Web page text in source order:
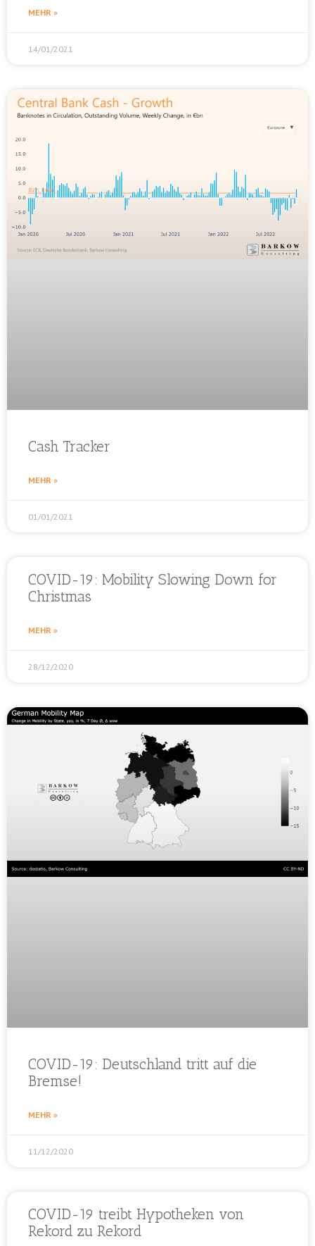
MEHR »
14/01/2021
Cash Tracker
MEHR »
01/01/2021
COVID-19: Mobility Slowing Down for
Christmas
MEHR »
28/12/2020
COVID-19: Deutschland tritt auf die
Bremse!
MEHR »
11/12/2020
COVID-19 treibt Hypotheken von
Rekord zu Rekord